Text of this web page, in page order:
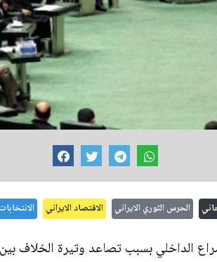
الحرس الثوري الايراني الاقتصاد الايراني
الداخلي بسبب تصاعد وتيرة الخلاف